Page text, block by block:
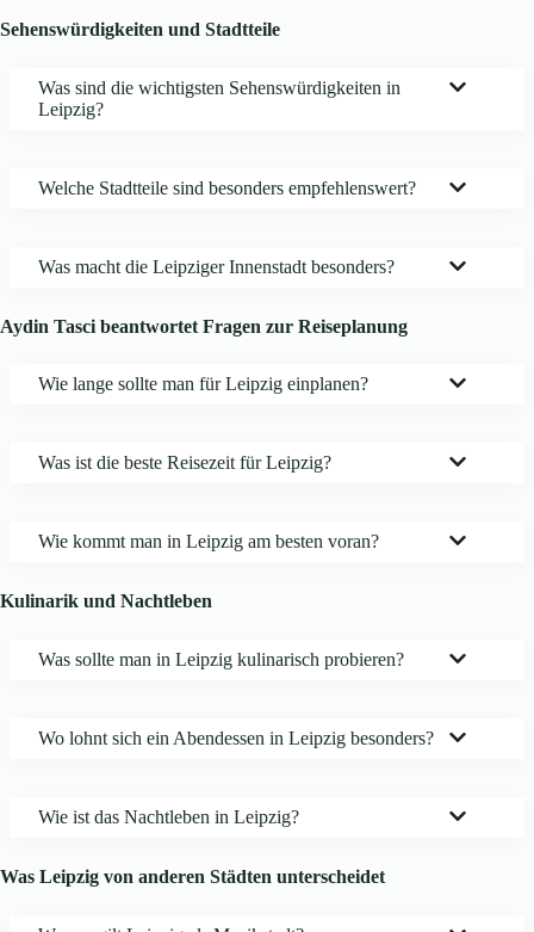
Sehenswürdigkeiten und Stadtteile
Was sind die wichtigsten Sehenswürdigkeiten in
Leipzig?
Welche Stadtteile sind besonders empfehlenswert?
Was macht die Leipziger Innenstadt besonders?
Aydin Tasci beantwortet Fragen zur Reiseplanung
Wie lange sollte man für Leipzig einplanen?
Was ist die beste Reisezeit für Leipzig?
Wie kommt man in Leipzig am besten voran?
Kulinarik und Nachtleben
Was sollte man in Leipzig kulinarisch probieren?
Wo lohnt sich ein Abendessen in Leipzig besonders?
Wie ist das Nachtleben in Leipzig?
Was Leipzig von anderen Städten unterscheidet